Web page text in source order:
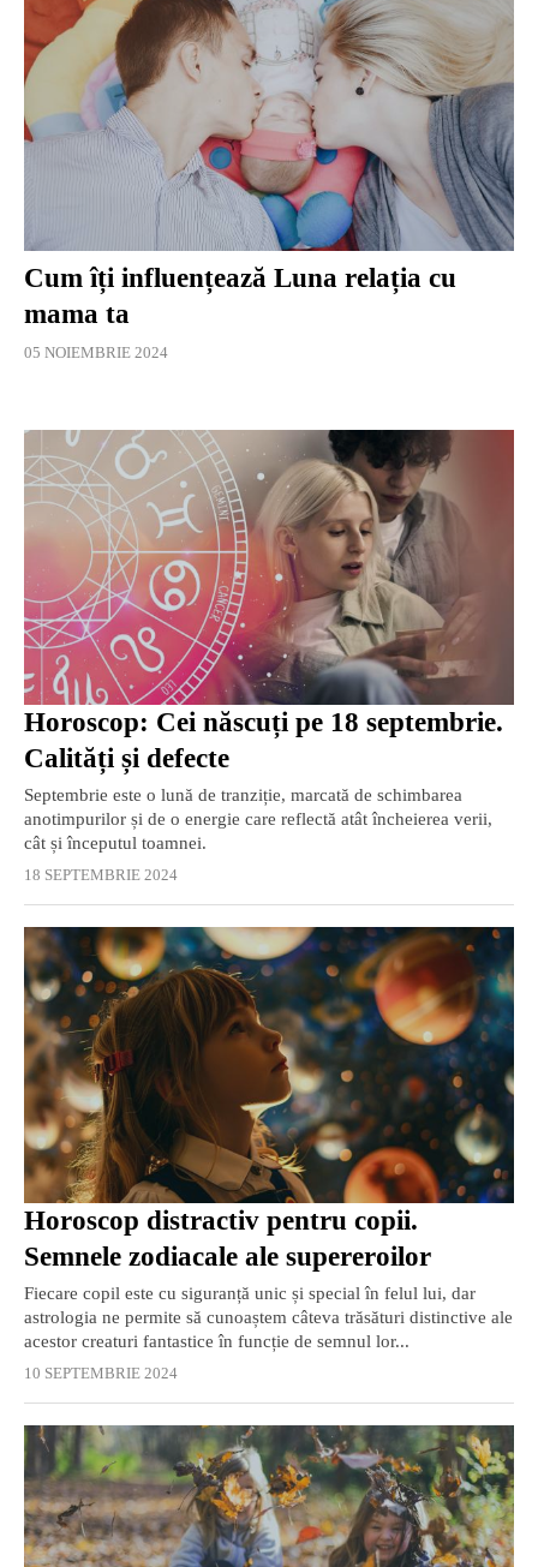
Cum îți influențează Luna relația cu
mama ta
05 NOIEMBRIE 2024
Horoscop: Cei născuți pe 18 septembrie.
Calități și defecte
Septembrie este o lună de tranziție, marcată de schimbarea
anotimpurilor și de o energie care reflectă atât încheierea verii,
cât și începutul toamnei.
18 SEPTEMBRIE 2024
Horoscop distractiv pentru copii.
Semnele zodiacale ale supereroilor
Fiecare copil este cu siguranță unic și special în felul lui, dar
astrologia ne permite să cunoaștem câteva trăsături distinctive ale
acestor creaturi fantastice în funcție de semnul lor...
10 SEPTEMBRIE 2024